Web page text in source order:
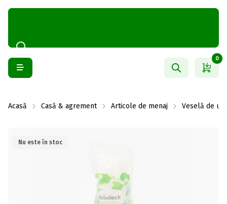
0
Acasă Casă & agrement Articole de menaj Veselă de
Nu este în stoc